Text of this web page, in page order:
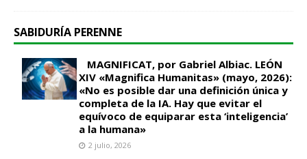
SABIDURÍA PERENNE
MAGNIFICAT, por Gabriel Albiac. LEÓN
XIV «Magnifica Humanitas» (mayo, 2026):
«No es posible dar una definición única y
completa de la IA. Hay que evitar el
equívoco de equiparar esta ‘inteligencia’
a la humana»
2 julio, 2026